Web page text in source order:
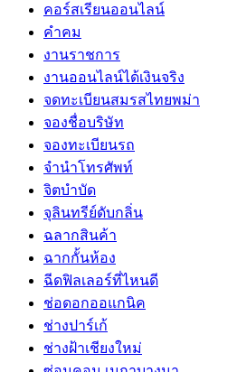
คอร์สเรียนออนไลน์
คำคม
งานราชการ
งานออนไลน์ได้เงินจริง
จดทะเบียนสมรสไทยพม่า
จองชื่อบริษัท
จองทะเบียนรถ
จำนำโทรศัพท์
จิตบำบัด
จุลินทรีย์ดับกลิ่น
ฉลากสินค้า
ฉากกั้นห้อง
ฉีดฟิลเลอร์ที่ไหนดี
ช่อดอกออแกนิค
ช่างปาร์เก้
ช่างฝ้าเชียงใหม่